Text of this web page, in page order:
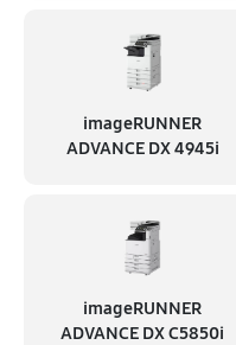
imageRUNNER
ADVANCE DX 4945i
imageRUNNER
ADVANCE DX C5850i